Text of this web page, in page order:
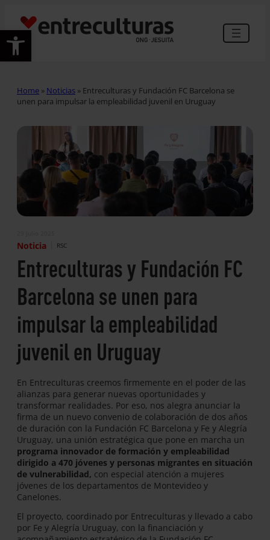
Abrir barra de herramientas
Home » Noticias » Entreculturas y Fundación FC Barcelona se
unen para impulsar la empleabilidad juvenil en Uruguay
Noticia RSC
Entreculturas y Fundación FC
Barcelona se unen para
impulsar la empleabilidad
juvenil en Uruguay
En Entreculturas creemos firmemente en el poder de las
alianzas para generar nuevas oportunidades y
transformar realidades. Por eso, nos alegra anunciar la
firma de un nuevo convenio de colaboración de dos años
de duración con la Fundación FC Barcelona y Fe y Alegría
Uruguay, una unión estratégica que pone en marcha un
programa innovador de formación y empleabilidad
dirigido a 470 jóvenes y personas migrantes en situación
de vulnerabilidad, con especial atención a mujeres
jóvenes de los departamentos de Montevideo y
Canelones.
El proyecto, coordinado por Entreculturas y llevado a cabo
por Fe y Alegría Uruguay, con la financiación y